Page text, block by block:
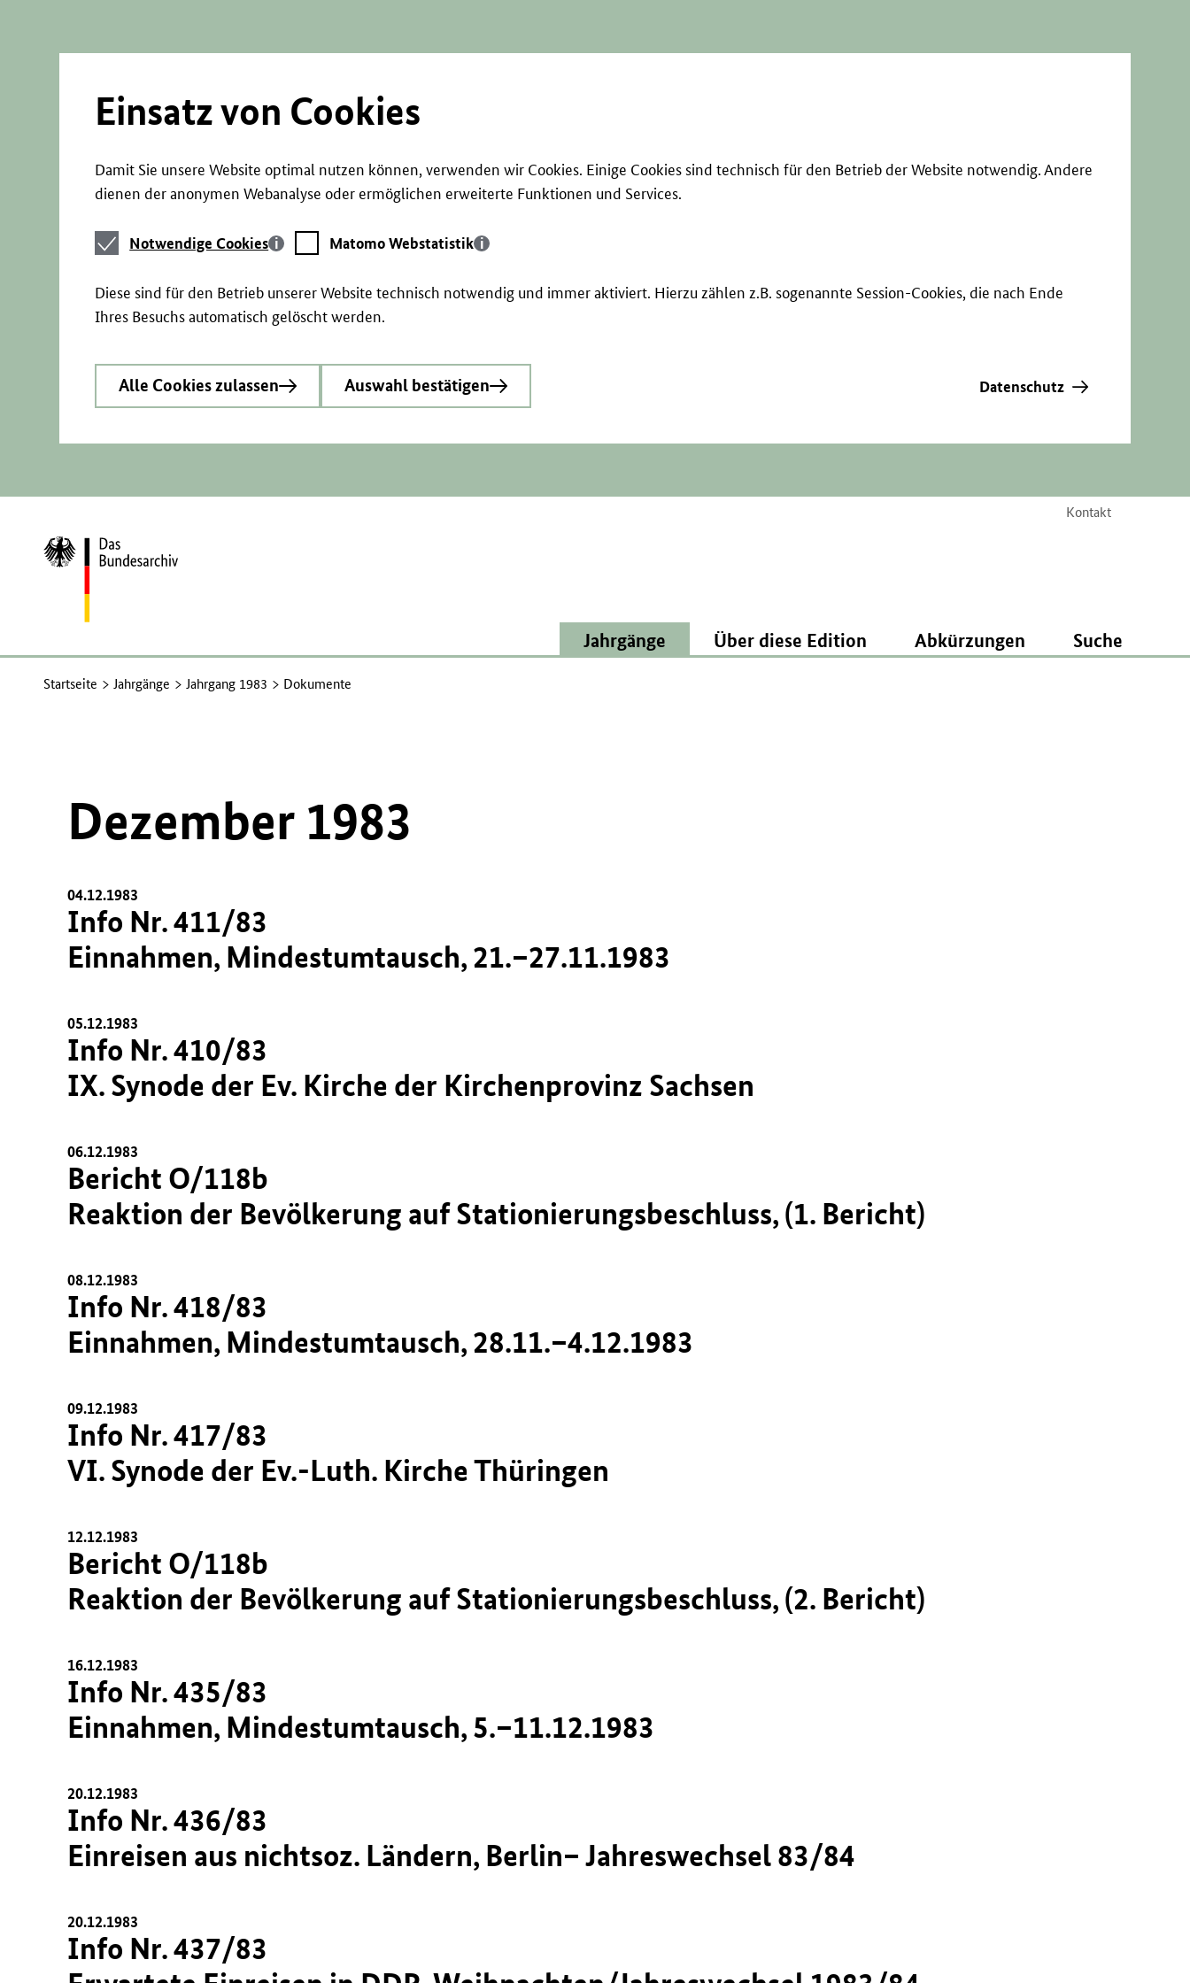
Einsatz von Cookies
Damit Sie unsere Website optimal nutzen können, verwenden wir Cookies. Einige Cookies sind technisch für den Betrieb der Website notwendig. Andere
dienen der anonymen Webanalyse oder ermöglichen erweiterte Funktionen und Services.
Notwendige
Cookies
Notwendige Cookies
Matomo
Webstatistik
Matomo Webstatistik
Diese sind für den Betrieb unserer Website technisch notwendig und immer aktiviert. Hierzu zählen z.B. sogenannte Session-Cookies, die nach Ende
Ihres Besuchs automatisch gelöscht werden.
Alle Cookies zulassen Auswahl bestätigen Datenschutz
Kontakt
Zur
Startseite
Jahrgänge Über diese Edition Abkürzungen Suche
Startseite Jahrgänge Jahrgang 1983 Dokumente
Dezember 1983
04.12.1983
Info Nr. 411/83
Einnahmen, Mindestumtausch, 21.–27.11.1983
05.12.1983
Info Nr. 410/83
IX. Synode der Ev. Kirche der Kirchenprovinz Sachsen
06.12.1983
Bericht O/118b
Reaktion der Bevölkerung auf Stationierungsbeschluss, (1. Bericht)
08.12.1983
Info Nr. 418/83
Einnahmen, Mindestumtausch, 28.11.–4.12.1983
09.12.1983
Info Nr. 417/83
VI. Synode der Ev.-Luth. Kirche Thüringen
12.12.1983
Bericht O/118b
Reaktion der Bevölkerung auf Stationierungsbeschluss, (2. Bericht)
16.12.1983
Info Nr. 435/83
Einnahmen, Mindestumtausch, 5.–11.12.1983
20.12.1983
Info Nr. 436/83
Einreisen aus nichtsoz. Ländern, Berlin– Jahreswechsel 83/84
20.12.1983
Info Nr. 437/83